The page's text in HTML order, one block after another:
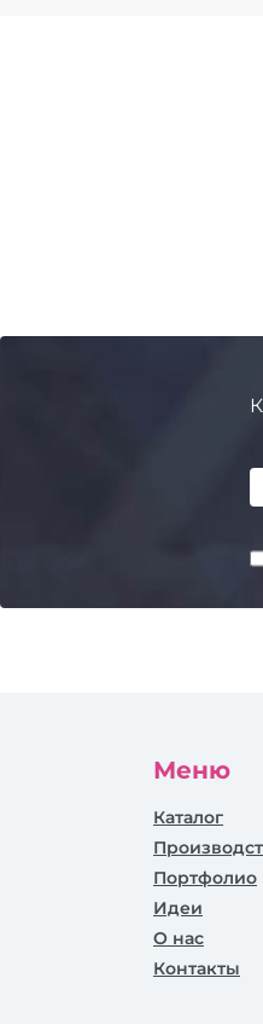
Меню
Каталог
Портфолио
Идеи
О нас
Контакты